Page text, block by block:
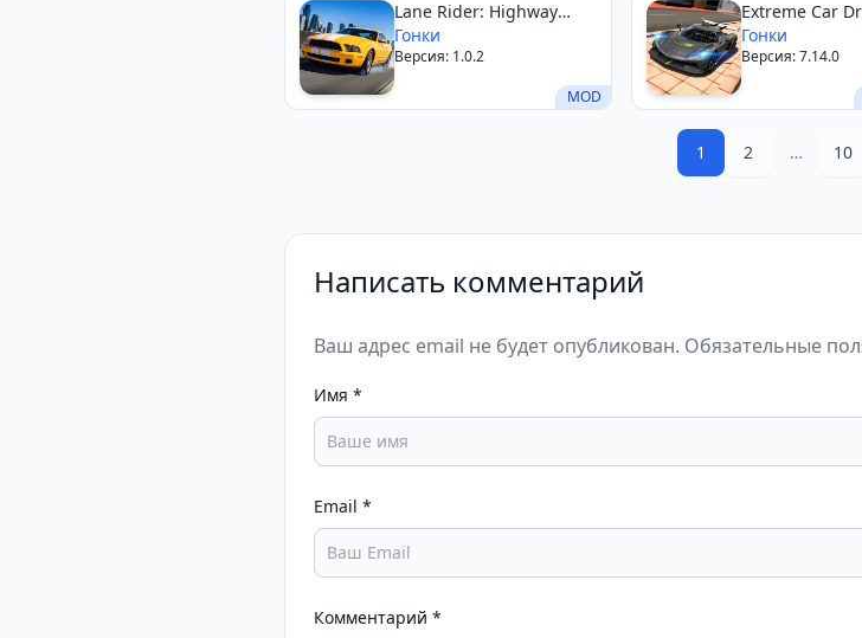
MOD
Lane Rider: Highway
Runner
Гонки
Версия: 1.0.2
Extreme Car
Simulator
Гонки
Версия: 7.14.0
1 2 … 10
Написать комментарий
Ваш адрес email не будет опубликован. Обязательные
Имя *
Email *
Комментарий *